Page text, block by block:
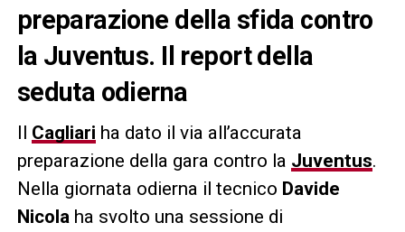
preparazione della sfida contro
la Juventus. Il report della
seduta odierna
Il Cagliari ha dato il via all’accurata
preparazione della gara contro la Juventus.
Nella giornata odierna il tecnico Davide
Nicolaha svolto una sessione di